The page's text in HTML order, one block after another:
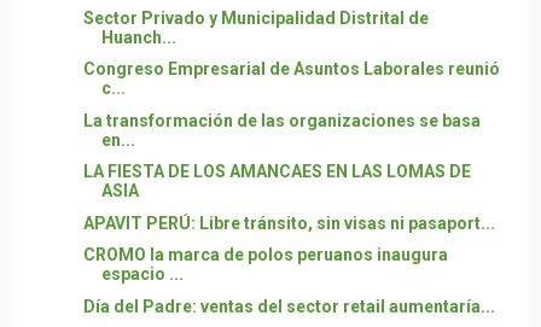
Sector Privado y Municipalidad Distrital de
Huanch...
Congreso Empresarial de Asuntos Laborales reunió
c...
La transformación de las organizaciones se basa
en...
LA FIESTA DE LOS AMANCAES EN LAS LOMAS DE
ASIA
APAVIT PERÚ: Libre tránsito, sin visas ni pasaport...
CROMO la marca de polos peruanos inaugura
espacio ...
Día del Padre: ventas del sector retail aumentaría...